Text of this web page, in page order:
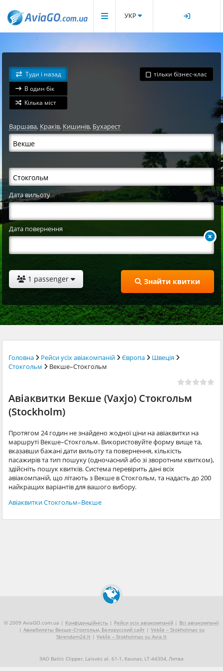
УКР
Туди і назад
В один бік
Кілька міст
тільки бізнес-клас
Варшава, Краків,Кишинів,Бухарест
Дата вильоту
Дата повернення
1 passenger Знайти квитки
Головна Рейси усіх авіакомпаній Європа
Швеція
Стокгольм
Векше–Стокгольм
Авіаквитки Векше (Vaxjo) Стокгольм
(Stockholm)
Протягом 24 годин не знайдено жодної ціни на авіаквитки на
маршруті Векше–Стокгольм. Використовуйте форму вище та,
вказавши бажані дати вильоту та повернення, кількість
пасажирів та тип пошуку (одночасний або зі зворотним квитком),
здійсніть пошук квитків. Система перевірить дані всіх
авіакомпаній, що літають з Векше в Стокгольм, та надасть до 200
найкращих варіантів для вашого вибору.
Авіаквитки Стокгольм–Векше
© 2009 AviaGO.com.ua | Конфіденційність | Рейси усіх авіакомпаній | Всі авіакомпанії
| Авиабилеты Векше–Стокгольм, Белорусский сайт| Vekšė – Stokholmas su
Skrendam24.lt | Vekšė – Stokholmas su Avia.lt
ЗАО Baltic Clipper, Laisvės al. 61-1, Kaunas, LT-44304, Литва